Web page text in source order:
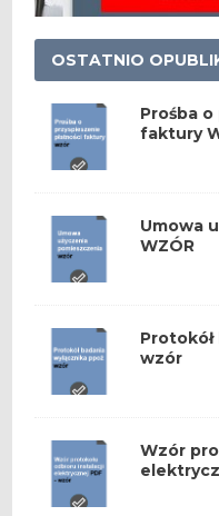
OSTATNIO
Prośba
faktury
Umowa
WZÓR
wzór
Wzór